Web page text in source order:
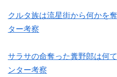
クルタ族は流星街から何かを
ター考察
サラサの命奪った糞野郎は何
ンター考察